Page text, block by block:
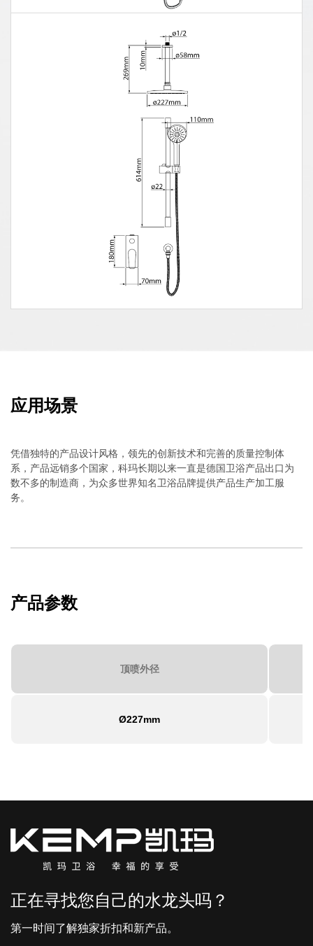
应用场景
凭借独特的产品设计风格，领先的创新技术和完善的质量控制体
系，产品远销多个国家，科玛长期以来一直是德国卫浴产品出口为
数不多的制造商，为众多世界知名卫浴品牌提供产品生产加工服
务。
产品参数
顶喷外径
Ø227mm
正在寻找您自己的水龙头吗？
第一时间了解独家折扣和新产品。